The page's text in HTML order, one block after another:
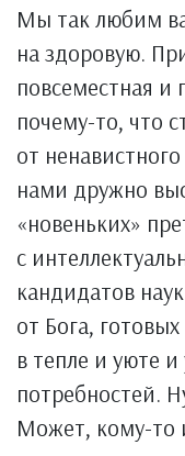
Мы так любим
на здоровую.
повсеместная и
почему-то, что
от
нами дружно
«новеньких»
с
кандидатов
от Бога,
в тепле и уюте
потребностей.
Может, кому-то